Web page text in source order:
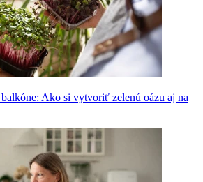
Ako si vytvoriť zelenú oázu aj na